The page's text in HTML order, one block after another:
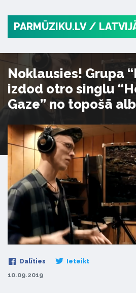
PARMŪZIKU.LV /
Noklausies! Grupa
izdod otro singlu
Gaze” no topošā
Dalīties Ieteikt
10.09.2019